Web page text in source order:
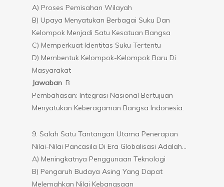
A) Proses Pemisahan Wilayah
B) Upaya Menyatukan Berbagai Suku Dan
Kelompok Menjadi Satu Kesatuan Bangsa
C) Memperkuat Identitas Suku Tertentu
D) Membentuk Kelompok-Kelompok Baru Di
Masyarakat
Jawaban: B
Pembahasan: Integrasi Nasional Bertujuan
Menyatukan Keberagaman Bangsa Indonesia.
9. Salah Satu Tantangan Utama Penerapan
Nilai-Nilai Pancasila Di Era Globalisasi Adalah…
A) Meningkatnya Penggunaan Teknologi
B) Pengaruh Budaya Asing Yang Dapat
Melemahkan Nilai Kebangsaan